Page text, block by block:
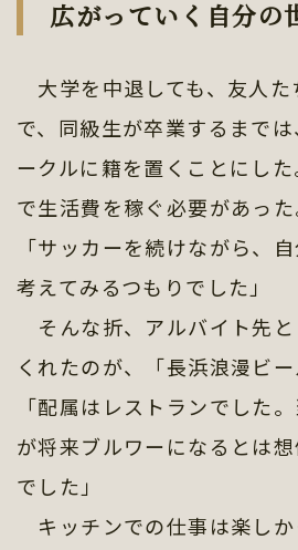
広がっていく自分の
大学を中退しても、友人た
で、同級生が卒業するまで
ークルに籍を置くことにし
で生活費を稼ぐ必要があった
「サッカーを続けながら、
考えてみるつもりでした」
そんな折、アルバイト先と
くれたのが、「長浜浪漫ビー
「配属はレストランでした
が将来ブルワーになるとは
でした」
キッチンでの仕事は楽し